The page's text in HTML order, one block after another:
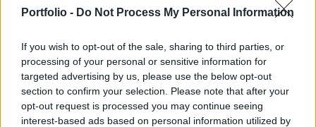
Portfolio - Do Not Process My Personal Information
If you wish to opt-out of the sale, sharing to third parties, or
processing of your personal or sensitive information for
targeted advertising by us, please use the below opt-out
section to confirm your selection. Please note that after your
opt-out request is processed you may continue seeing
interest-based ads based on personal information utilized by
helyi üzemeltetésű hotelekkel rendelkező
Az erős hotelmárkákkal, úgy tűnik, tarthatóak a
hotelbevételek, legalábbis az STR Global éves
eredményeket elemző felmérése ezt mutatja. Tavaly ugyan
világszerte fellendülés volt tapasztalható a részpiacon, de